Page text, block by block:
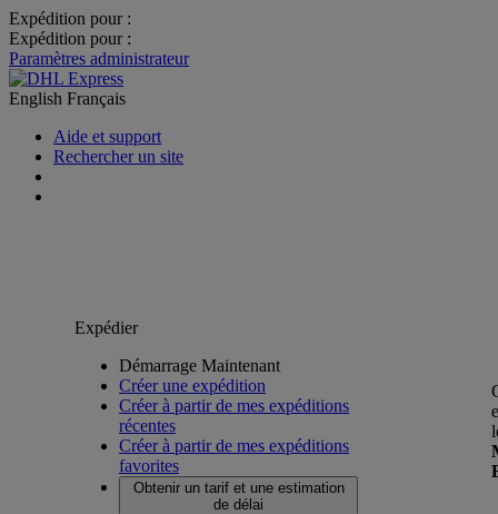
Expédition pour :
Expédition pour :
Paramètres administrateur
English Français
Aide et support
Rechercher un site
Expédier
Démarrage Maintenant
Créer une expédition
Créer à partir de mes expéditions
récentes
Créer à partir de mes expéditions
favorites
Obtenir un tarif et une estimation
de délai